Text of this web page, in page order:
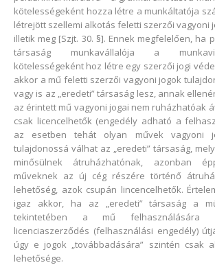
kötelességeként hozza létre a munkáltatója
létrejött szellemi alkotás feletti szerzői vagyoni
illetik meg [Szjt. 30. §]. Ennek megfelelően, ha
társaság munkavállalója a
kötelességeként hoz létre egy szerzői jogi
akkor a mű feletti szerzői vagyoni jogok
vagy is az „eredeti” társaság lesz, annak
az érintett mű vagyoni jogai nem ruházhatóak
csak licencelhetők (engedély adható a
az esetben tehát olyan művek vagyoni
tulajdonossá válhat az „eredeti” társaság,
minősülnek átruházhatónak, azonban
műveknek az új cég részére történő
lehetőség, azok csupán lincencelhetők.
igaz akkor, ha az „eredeti” társaság a
tekintetében a mű
licenciaszerződés (felhasználási engedély)
úgy e jogok „továbbadására” szintén csak
lehetősége.